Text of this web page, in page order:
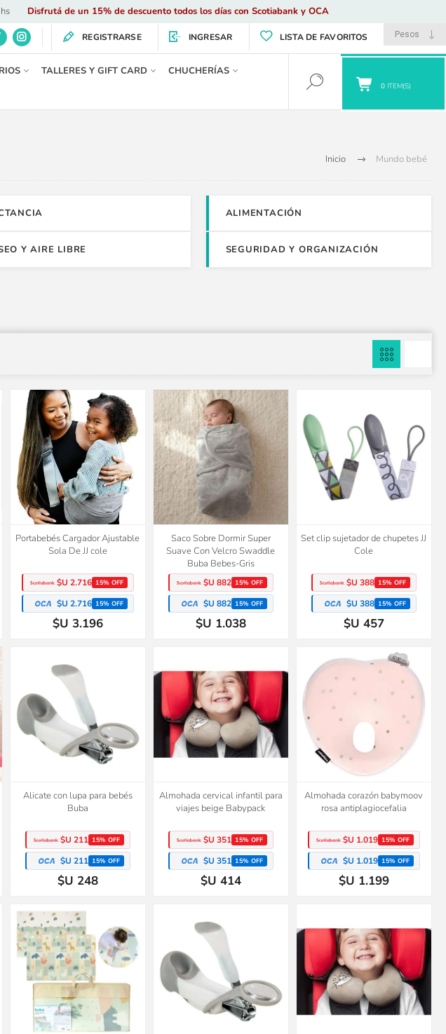
Disfrutá de un 15% de descuento todos los días con Scotiabank y OCA
REGISTRARSE INGRESAR LISTA DE FAVORITOS
TALLERES Y GIFT CARD
CHUCHERÍAS
0 ITEM(S)
Inicio Mundo bebé
ALIMENTACIÓN
Y AIRE LIBRE SEGURIDAD Y ORGANIZACIÓN
Portabebés Cargador Ajustable
Sola De JJ cole
$U 2.716 15% OFF
$U 2.716 15% OFF
$U 3.196
Saco Sobre Dormir Super
Suave Con Velcro Swaddle
Buba Bebes-Gris
$U 882 15% OFF
$U 882 15% OFF
$U 1.038
Set clip sujetador de chupetes JJ
Cole
$U 388 15% OFF
$U 388 15% OFF
$U 457
Alicate con lupa para bebés
Buba
$U 211 15% OFF
$U 211 15% OFF
$U 248
Almohada cervical infantil para
viajes beige Babypack
$U 351 15% OFF
$U 351 15% OFF
$U 414
Almohada corazón babymoov
rosa antiplagiocefalia
$U 1.019 15% OFF
$U 1.019 15% OFF
$U 1.199